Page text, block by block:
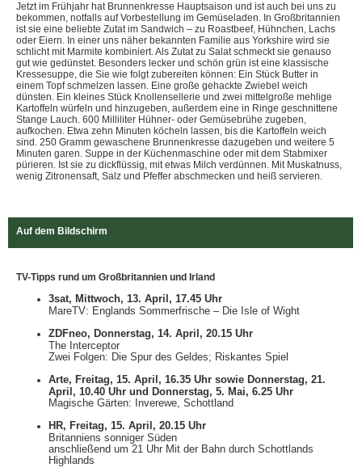
Jetzt im Frühjahr hat Brunnenkresse Hauptsaison und ist auch bei uns zu
bekommen, notfalls auf Vorbestellung im Gemüseladen. In Großbritannien
ist sie eine beliebte Zutat im Sandwich – zu Roastbeef, Hühnchen, Lachs
oder Eiern. In einer uns näher bekannten Familie aus Yorkshire wird sie
schlicht mit Marmite kombiniert. Als Zutat zu Salat schmeckt sie genauso
gut wie gedünstet. Besonders lecker und schön grün ist eine klassische
Kressesuppe, die Sie wie folgt zubereiten können: Ein Stück Butter in
einem Topf schmelzen lassen. Eine große gehackte Zwiebel weich
dünsten. Ein kleines Stück Knollensellerie und zwei mittelgroße mehlige
Kartoffeln würfeln und hinzugeben, außerdem eine in Ringe geschnittene
Stange Lauch. 600 Milliliter Hühner- oder Gemüsebrühe zugeben,
aufkochen. Etwa zehn Minuten köcheln lassen, bis die Kartoffeln weich
sind. 250 Gramm gewaschene Brunnenkresse dazugeben und weitere 5
Minuten garen. Suppe in der Küchenmaschine oder mit dem Stabmixer
pürieren. Ist sie zu dickflüssig, mit etwas Milch verdünnen. Mit Muskatnuss,
wenig Zitronensaft, Salz und Pfeffer abschmecken und heiß servieren.
Auf dem Bildschirm
TV-Tipps rund um Großbritannien und Irland
3sat, Mittwoch, 13. April, 17.45 Uhr
MareTV: Englands Sommerfrische – Die Isle of Wight
ZDFneo, Donnerstag, 14. April, 20.15 Uhr
The Interceptor
Zwei Folgen: Die Spur des Geldes; Riskantes Spiel
Arte, Freitag, 15. April, 16.35 Uhr sowie Donnerstag, 21.
April, 10.40 Uhr und Donnerstag, 5. Mai, 6.25 Uhr
Magische Gärten: Inverewe, Schottland
HR, Freitag, 15. April, 20.15 Uhr
Britanniens sonniger Süden
anschließend um 21 Uhr Mit der Bahn durch Schottlands
Highlands